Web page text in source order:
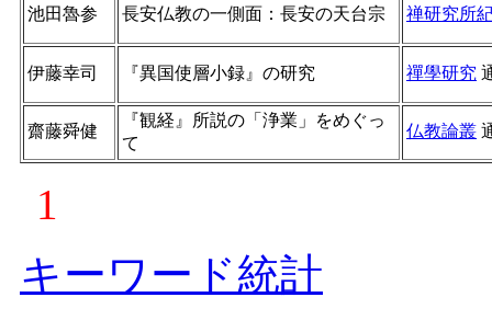
池田魯参 長安仏教の一側面：長安の天台宗 禅研究所
伊藤幸司 『異国使層小録』の研究 禪學研究
齋藤舜健
『観経』所説の「浄業」をめぐっ
て
仏教論叢
1
キーワード統計